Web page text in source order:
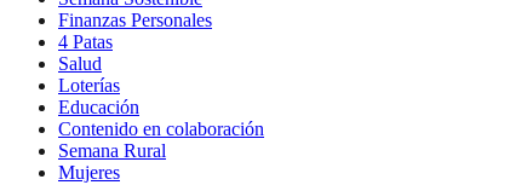
Finanzas Personales
4 Patas
Salud
Loterías
Educación
Contenido en colaboración
Semana Rural
Mujeres